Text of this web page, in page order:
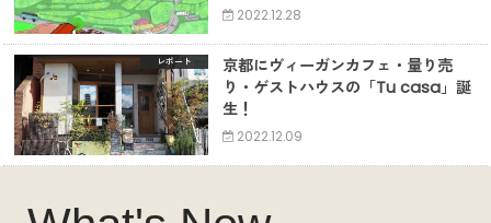
2022.12.28
レポート
京都にヴィーガンカフェ・量り売
り・ゲストハウスの「Tu casa」誕
生！
2022.12.09